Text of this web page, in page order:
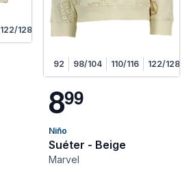
122/128
92 98/104 110/116 122/128
899
Niño
Suéter - Beige
Marvel